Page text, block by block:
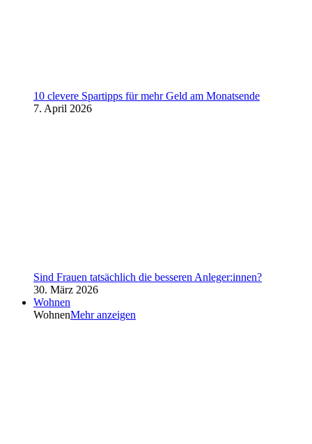
10 clevere Spartipps für mehr Geld am Monatsende
7. April 2026
Sind Frauen tatsächlich die besseren Anleger:innen?
30. März 2026
Wohnen
WohnenMehr anzeigen